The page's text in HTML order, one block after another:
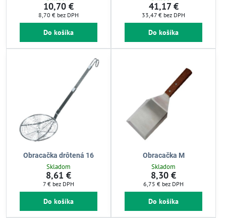
10,70 €
8,70 € bez DPH
Do košíka
41,17 €
33,47 € bez DPH
Do košíka
Obracačka drôtená 16
Skladom
8,61 €
7 € bez DPH
Do košíka
Obracačka M
Skladom
8,30 €
6,75 € bez DPH
Do košíka